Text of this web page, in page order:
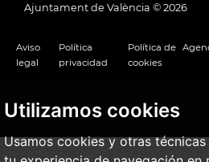
Utilizamos cookies
Usamos cookies y otras
Ajuntament de València © 2026
Aviso
legal
Política
privacidad
Política de
cookies